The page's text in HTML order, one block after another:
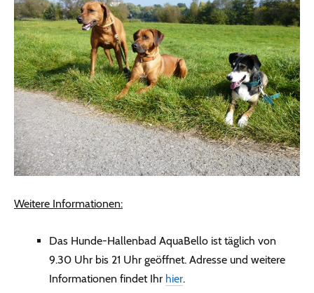
Weitere Informationen:
Das Hunde-Hallenbad AquaBello ist täglich von
9.30 Uhr bis 21 Uhr geöffnet. Adresse und weitere
Informationen findet Ihr hier.